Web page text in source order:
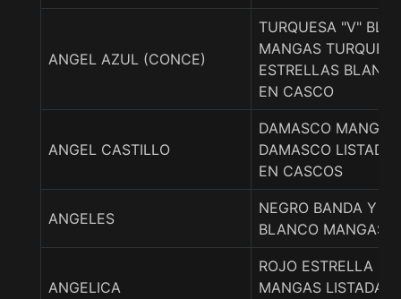
ANGEL AZUL (CONCE)
TURQUESA "V"
MANGAS
ESTRELLAS
EN CASCO
ANGEL CASTILLO
DAMASCO
DAMASCO
EN CASCOS
ANGELES
NEGRO BANDA Y
BLANCO MANGAS
ANGELICA
ROJO ESTRELLA
MANGAS LISTADAS,